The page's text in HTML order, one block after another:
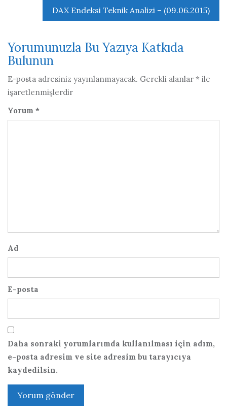
DAX Endeksi Teknik Analizi – (09.06.2015)
Yorumunuzla Bu Yazıya Katkıda
Bulunun
E-posta adresiniz yayınlanmayacak. Gerekli alanlar * ile
işaretlenmişlerdir
Yorum *
Ad
E-posta
Daha sonraki yorumlarımda kullanılması için adım,
e-posta adresim ve site adresim bu tarayıcıya
kaydedilsin.